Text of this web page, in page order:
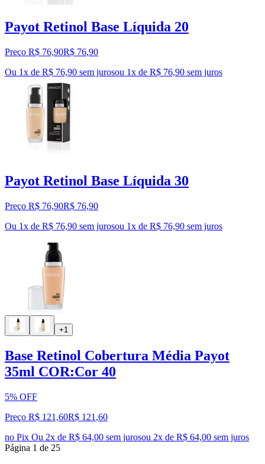
Payot Retinol Base Líquida 20
Preço R$ 76,90R$ 76,90
Ou 1x de R$ 76,90 sem jurosou 1x de R$ 76,90 sem juros
Payot Retinol Base Líquida 30
Preço R$ 76,90R$ 76,90
Ou 1x de R$ 76,90 sem jurosou 1x de R$ 76,90 sem juros
+1
Base Retinol Cobertura Média Payot
35ml COR:Cor 40
5% OFF
Preço R$ 121,60R$ 121 ,60
no Pix Ou 2x de R$ 64,00 sem jurosou 2x de R$ 64,00 sem juros
Página 1 de 25